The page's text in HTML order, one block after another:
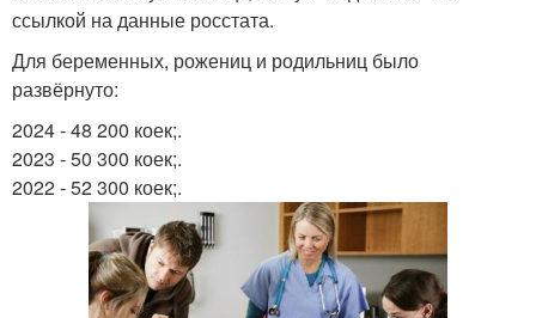
ссылкой на данные росстата.
Для беременных, рожениц и родильниц было
развёрнуто:
2024 - 48 200 коек;.
2023 - 50 300 коек;.
2022 - 52 300 коек;.